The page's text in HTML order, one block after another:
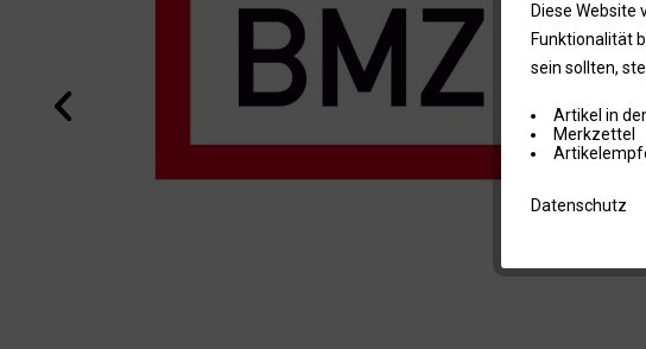
Diese Website
Funktionalität
sein sollten,
Artikel in
Merkzettel
Datenschutz